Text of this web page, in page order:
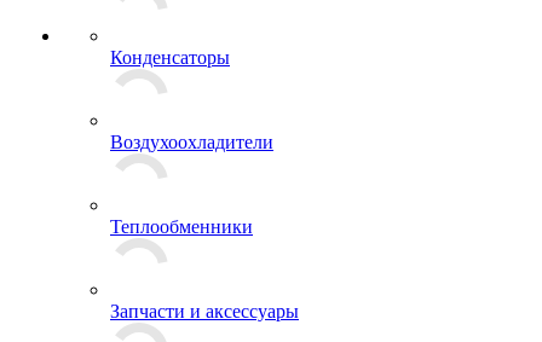
Конденсаторы
Воздухоохладители
Теплообменники
Запчасти и аксессуары